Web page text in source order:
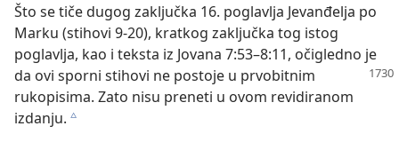
Što se tiče dugog zaključka 16. poglavlja Jevanđelja po
Marku (stihovi 9-20), kratkog zaključka tog istog
poglavlja, kao i teksta iz Jovana 7:53–8:11, očigledno je
da ovi sporni stihovi ne postoje u prvobitnim
rukopisima. Zato nisu preneti u ovom revidiranom
izdanju. c